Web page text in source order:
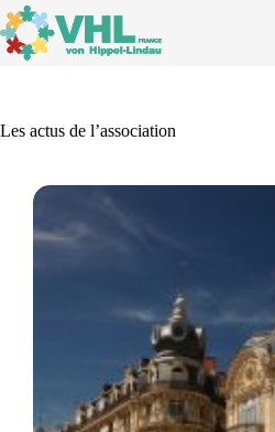
Passer
au
contenu
Les actus de l’association